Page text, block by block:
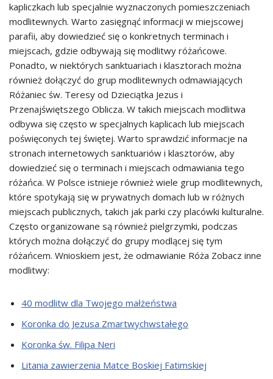
kapliczkach lub specjalnie wyznaczonych pomieszczeniach
modlitewnych. Warto zasięgnąć informacji w miejscowej
parafii, aby dowiedzieć się o konkretnych terminach i
miejscach, gdzie odbywają się modlitwy różańcowe.
Ponadto, w niektórych sanktuariach i klasztorach można
również dołączyć do grup modlitewnych odmawiających
Różaniec św. Teresy od Dzieciątka Jezus i
Przenajświętszego Oblicza. W takich miejscach modlitwa
odbywa się często w specjalnych kaplicach lub miejscach
poświęconych tej świętej. Warto sprawdzić informacje na
stronach internetowych sanktuariów i klasztorów, aby
dowiedzieć się o terminach i miejscach odmawiania tego
różańca. W Polsce istnieje również wiele grup modlitewnych,
które spotykają się w prywatnych domach lub w różnych
miejscach publicznych, takich jak parki czy placówki kulturalne.
Często organizowane są również pielgrzymki, podczas
których można dołączyć do grupy modlącej się tym
różańcem. Wnioskiem jest, że odmawianie Róża Zobacz inne
modlitwy:
40 modlitw dla Twojego małżeństwa
Koronka do Jezusa Zmartwychwstałego
Koronka św. Filipa Neri
Litania zawierzenia Matce Boskiej Fatimskiej